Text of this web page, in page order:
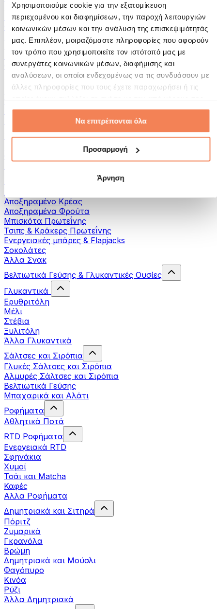
Χρησιμοποιούμε cookie για την εξατομίκευση
περιεχομένου και διαφημίσεων, την παροχή λειτουργιών
κοινωνικών μέσων και την ανάλυση της επισκεψιμότητάς
μας. Επιπλέον, μοιραζόμαστε πληροφορίες που αφορούν
τον τρόπο που χρησιμοποιείτε τον ιστότοπό μας με
συνεργάτες κοινωνικών μέσων, διαφήμισης και
αναλύσεων, οι οποίοι ενδεχομένως να τις συνδυάσουν με
άλλες πληροφορίες που τους έχετε παραχωρήσει ή τις
χρήση των υπηρεσιών τους.
Να επιτρέπονται όλα
Προσαρμογή
Άρνηση
Αλείμματα και Πάστες
Ψάρια
Φαγητό Έτοιμο για Κατανάλωση
Αυγά
Ψωμί & Αρτοσκευάσματα
Κρέας
Οσπρια
Άλλα Fitness Τρόφιμα
Βούτυρα Ξηρών Καρπών
100% Βούτυρα Ξηρών Καρπών
Γλυκά Βούτυρα Ξηρών Καρπών
Πρωτεϊνικά Βούτυρα Ξηρών Καρπών
Υπερτροφές
Πράσινες Υπερτροφές
Φυτικές Ίνες
Αποξηραμένο Κρέας
Αποξηραμένα Φρούτα
Μπισκότα Πρωτεΐνης
Τσιπς & Kράκερς Πρωτεΐνης
Ενεργειακές μπάρες & Flapjacks
Σοκολάτες
Άλλα Σνακ
Βελτιωτικά Γεύσης & Γλυκαντικές Ουσίες
Γλυκαντικά
Ερυθριτόλη
Μέλι
Στέβια
Ξυλιτόλη
Άλλα Γλυκαντικά
Σάλτσες και Σιρόπια
Γλυκές Σάλτσες και Σιρόπια
Αλμυρές Σάλτσες και Σιρόπια
Bελτιωτικά Γεύσης
Μπαχαρικά και Αλάτι
Ροφήματα
Αθλητικά Ποτά
RTD Ροφήματα
Ενεργειακά RTD
Σφηνάκια
Χυμοί
Τσάι και Matcha
Καφές
Αλλα Ροφήματα
Δημητριακά και Σιτηρά
Πόριτζ
Ζυμαρικά
Γκρανόλα
Βρώμη
Δημητριακά και Μούσλι
Φαγόπυρο
Κινόα
Ρύζι
Άλλα Δημητριακά